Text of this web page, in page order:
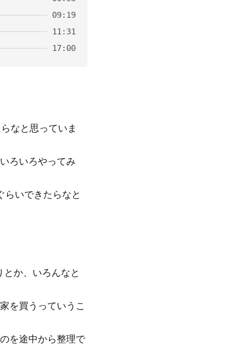
09:19
11:31
17:00
なと思っていま
ろいろやってみ
らいできたらなと
か、いろんなと
を買うっていうこ
を途中から整理で